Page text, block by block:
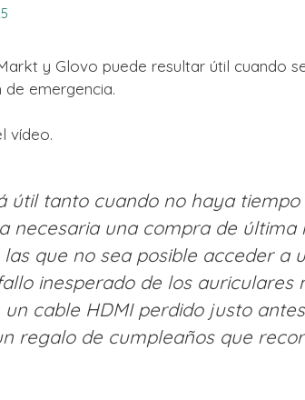
y Glovo puede resultar útil cuando
de emergencia.
vídeo.
útil tanto cuando no haya
necesaria una compra de última
que no sea posible acceder a
inesperado de los
cable HDMI perdido justo
regalo de cumpleaños que